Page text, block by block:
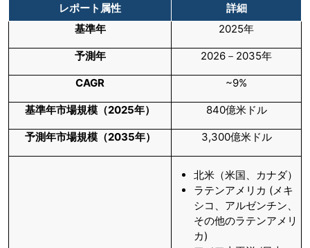
レポート属性
詳細
基準年
2025年
予測年 2026－2035年
CAGR ~9%
基準年市場規模（2025年） 840億米ドル
予測年市場規模（2035年） 3,300億米ドル
北米（米国、カナダ）
ラテンアメリカ (メキ
シコ、アルゼンチン、
その他のラテンアメリ
カ)